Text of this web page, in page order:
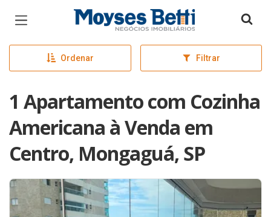
Página inicial
Ordenar Filtrar
1 Apartamento com Cozinha
Americana à Venda em
Centro, Mongaguá, SP